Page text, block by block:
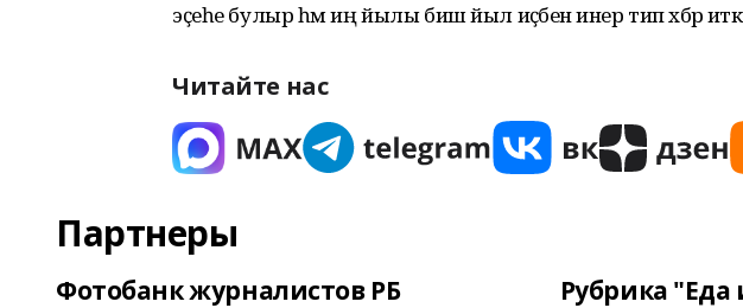
эҫеһе булыр һәм иң йылы биш йыл иҫәбенә инер тип хәбәр
Читайте нас
Партнеры
Фотобанк журналистов РБ Рубрика